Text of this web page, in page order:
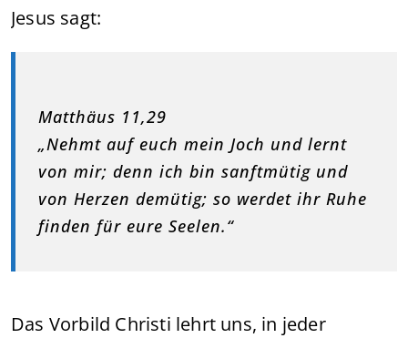
Jesus sagt:
Matthäus 11,29
„Nehmt auf euch mein Joch und lernt
von mir; denn ich bin sanftmütig und
von Herzen demütig; so werdet ihr Ruhe
finden für eure Seelen.“
Das Vorbild Christi lehrt uns, in jeder